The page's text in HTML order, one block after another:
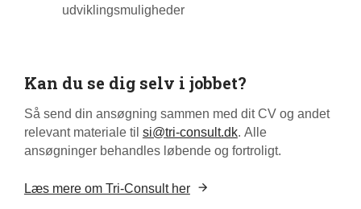
udviklingsmuligheder
Kan du se dig selv i jobbet?
Så send din ansøgning sammen med dit CV og andet
relevant materiale til si@tri-consult.dk. Alle
ansøgninger behandles løbende og fortroligt.
Læs mere om Tri-Consult her